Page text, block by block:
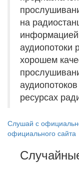
на
аудиопотоки
хорошем
ресурсах
Слушай с
официального сайта